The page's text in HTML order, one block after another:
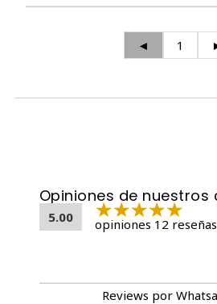
◄ 1
Opiniones de nuestros
5.00 opiniones 12 reseñas
Reviews por